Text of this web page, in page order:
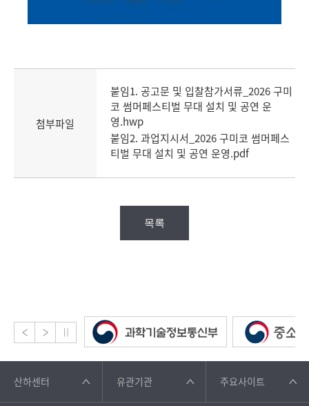
첨부파일
붙임1. 공고문 및 입찰참가서류_2026 구미
코 썸머페스티벌 무대 설치 및 공연 운
영.hwp
붙임2. 과업지시서_2026 구미코 썸머페스
티벌 무대 설치 및 공연 운영.pdf
목록
산하센터 유관기관 주요사이트